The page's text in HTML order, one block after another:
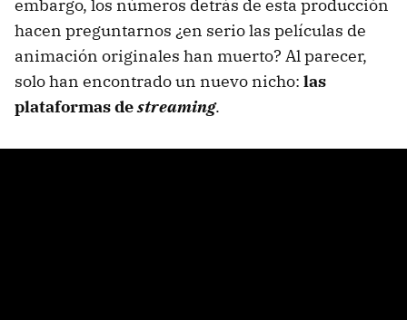
embargo, los números detrás de esta producción
hacen preguntarnos ¿en serio las películas de
animación originales han muerto? Al parecer,
solo han encontrado un nuevo nicho: las
plataformas destreaming.